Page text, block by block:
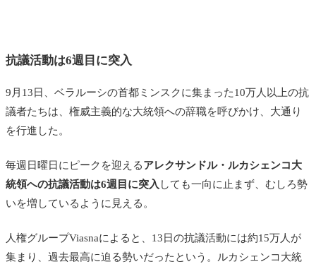
抗議活動は6週目に突入
9月13日、ベラルーシの首都ミンスクに集まった10万人以上の抗
議者たちは、権威主義的な大統領への辞職を呼びかけ、大通り
を行進した。
毎週日曜日にピークを迎えるアレクサンドル・ルカシェンコ大
統領への抗議活動は6週目に突入 しても一向に止まず、むしろ勢
いを増しているように見える。
人権グループViasnaによると、13日の抗議活動には約15万人が
集まり、過去最高に迫る勢いだったという。ルカシェンコ大統